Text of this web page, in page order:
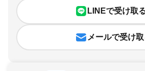
LINEで受け取
メールで受け